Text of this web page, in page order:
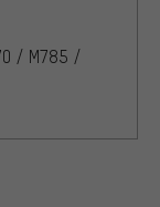
/ M785 /